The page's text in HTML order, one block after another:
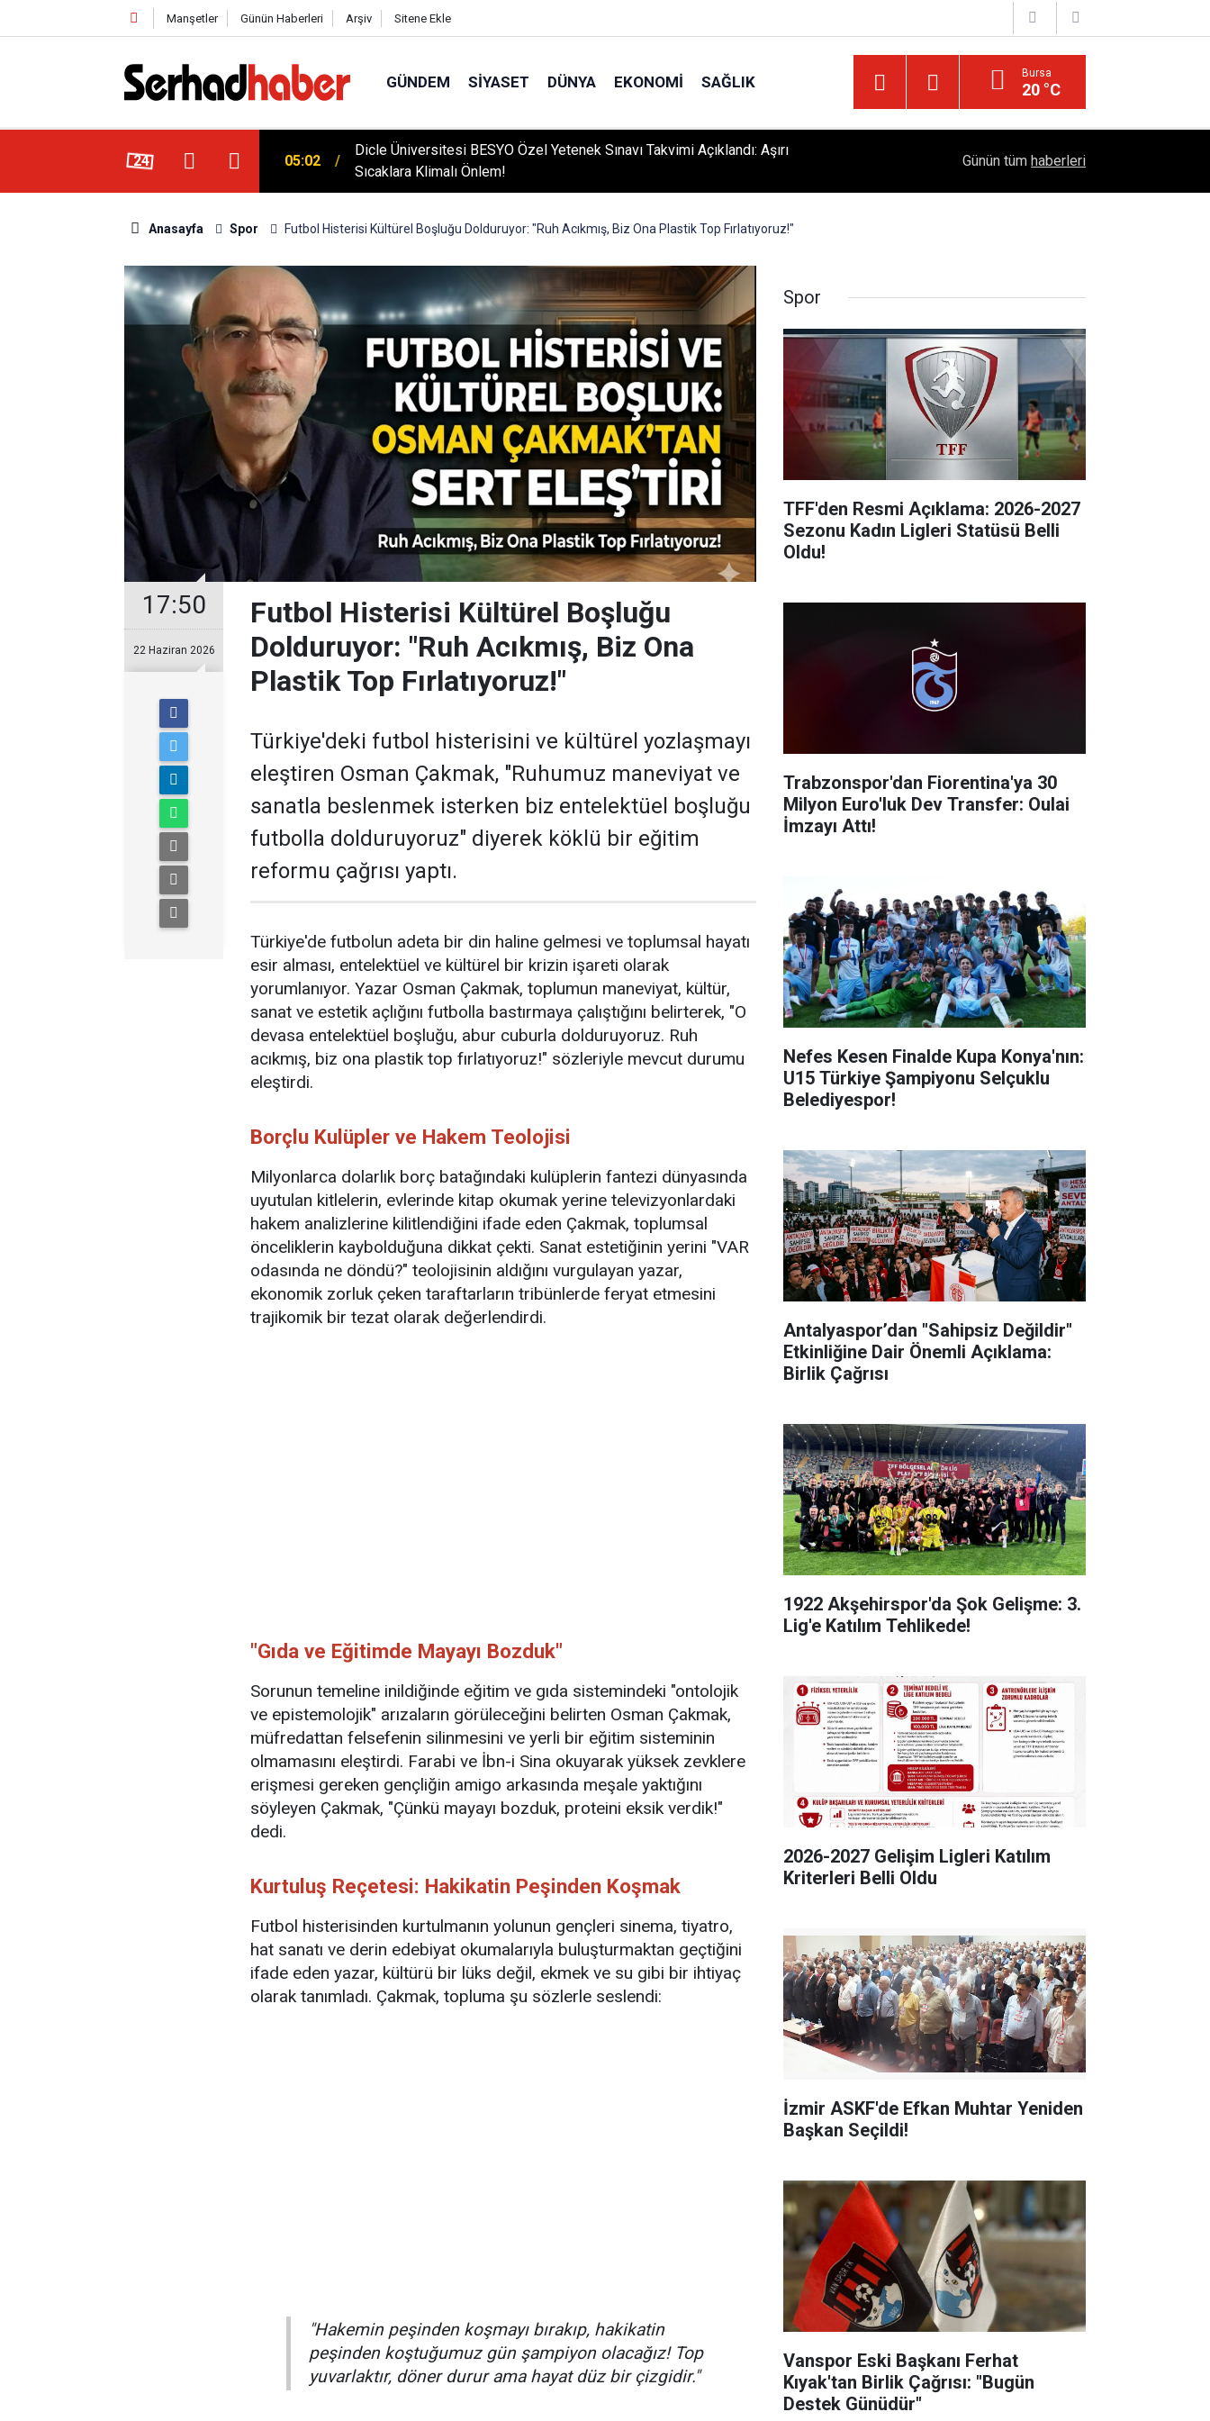
Manşetler Günün Haberleri Arşiv Sitene Ekle
GÜNDEM SIYASET DÜNYA EKONOMI SAĞLIK Bursa
20 °C
24
Zirvesine Güçlü Destek: Rektör Prof. Dr.
05:02
Dicle Üniversitesi BESYO Özel Yetenek Sınavı Takvimi Açıklandı: Aşırı
Sıcaklara Klimalı Önlem!
Diyarbakır'da İşçi Kıyımı: 45 Derece Sıcakta
Günün tüm haberleri
Anasayfa Spor Futbol Histerisi Kültürel Boşluğu Dolduruyor: "Ruh Acıkmış, Biz Ona Plastik Top Fırlatıyoruz!"
17:50
22 Haziran 2026
Futbol Histerisi Kültürel Boşluğu
Dolduruyor: "Ruh Acıkmış, Biz Ona
Plastik Top Fırlatıyoruz!"
Türkiye'deki futbol histerisini ve kültürel yozlaşmayı
eleştiren Osman Çakmak, "Ruhumuz maneviyat ve
sanatla beslenmek isterken biz entelektüel boşluğu
futbolla dolduruyoruz" diyerek köklü bir eğitim
reformu çağrısı yaptı.
Türkiye'de futbolun adeta bir din haline gelmesi ve toplumsal hayatı
esir alması, entelektüel ve kültürel bir krizin işareti olarak
yorumlanıyor. Yazar Osman Çakmak, toplumun maneviyat, kültür,
sanat ve estetik açlığını futbolla bastırmaya çalıştığını belirterek, "O
devasa entelektüel boşluğu, abur cuburla dolduruyoruz. Ruh
acıkmış, biz ona plastik top fırlatıyoruz!" sözleriyle mevcut durumu
eleştirdi.
Borçlu Kulüpler ve Hakem Teolojisi
Milyonlarca dolarlık borç batağındaki kulüplerin fantezi dünyasında
uyutulan kitlelerin, evlerinde kitap okumak yerine televizyonlardaki
hakem analizlerine kilitlendiğini ifade eden Çakmak, toplumsal
önceliklerin kaybolduğuna dikkat çekti. Sanat estetiğinin yerini "VAR
odasında ne döndü?" teolojisinin aldığını vurgulayan yazar,
ekonomik zorluk çeken taraftarların tribünlerde feryat etmesini
trajikomik bir tezat olarak değerlendirdi.
"Gıda ve Eğitimde Mayayı Bozduk"
Sorunun temeline inildiğinde eğitim ve gıda sistemindeki "ontolojik
ve epistemolojik" arızaların görüleceğini belirten Osman Çakmak,
müfredattan felsefenin silinmesini ve yerli bir eğitim sisteminin
olmamasını eleştirdi. Farabi ve İbn-i Sina okuyarak yüksek zevklere
erişmesi gereken gençliğin amigo arkasında meşale yaktığını
söyleyen Çakmak, "Çünkü mayayı bozduk, proteini eksik verdik!"
dedi.
Kurtuluş Reçetesi: Hakikatin Peşinden Koşmak
Futbol histerisinden kurtulmanın yolunun gençleri sinema, tiyatro,
hat sanatı ve derin edebiyat okumalarıyla buluşturmaktan geçtiğini
ifade eden yazar, kültürü bir lüks değil, ekmek ve su gibi bir ihtiyaç
olarak tanımladı. Çakmak, topluma şu sözlerle seslendi:
"Hakemin peşinden koşmayı bırakıp, hakikatin
peşinden koştuğumuz gün şampiyon olacağız! Top
yuvarlaktır, döner durur ama hayat düz bir çizgidir."
Spor
TFF'den Resmi Açıklama: 2026-2027
Sezonu Kadın Ligleri Statüsü Belli
Oldu!
Trabzonspor'dan Fiorentina'ya 30
Milyon Euro'luk Dev Transfer: Oulai
İmzayı Attı!
Nefes Kesen Finalde Kupa Konya'nın:
U15 Türkiye Şampiyonu Selçuklu
Belediyespor!
Antalyaspor’dan "Sahipsiz Değildir"
Etkinliğine Dair Önemli Açıklama:
Birlik Çağrısı
1922 Akşehirspor'da Şok Gelişme: 3.
Lig'e Katılım Tehlikede!
2026-2027 Gelişim Ligleri Katılım
Kriterleri Belli Oldu
İzmir ASKF'de Efkan Muhtar Yeniden
Başkan Seçildi!
Vanspor Eski Başkanı Ferhat
Kıyak'tan Birlik Çağrısı: "Bugün
Destek Günüdür"